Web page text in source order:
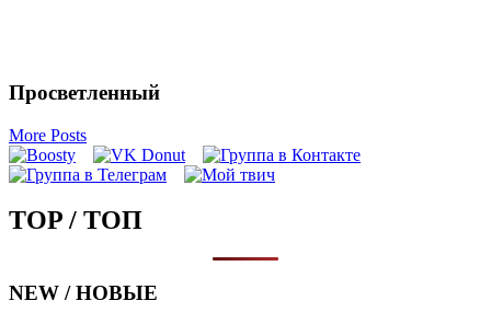
Просветленный
More Posts
TOP / ТОП
NEW / НОВЫЕ